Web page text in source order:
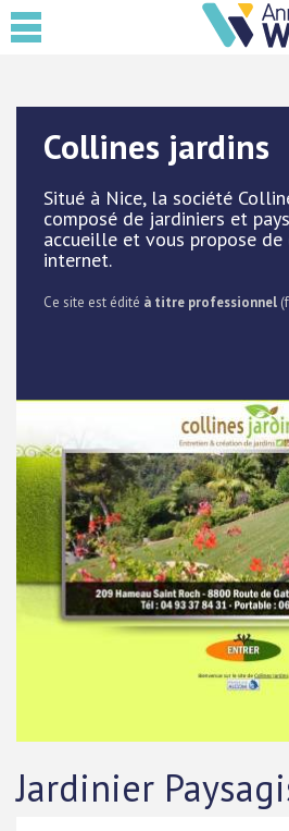
Collines jardins
Situé à Nice, la société
composé de jardiniers et
accueille et vous propose
internet.
Ce site est édité à titre professionnel
Jardinier